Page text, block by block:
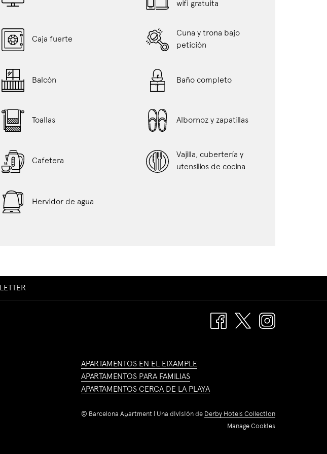
wifi gratuita
Caja fuerte
Cuna y trona bajo
petición
Balcón Baño completo
Toallas Albornoz y zapatillas
Cafetera
Vajilla, cubertería y
utensilios de cocina
Hervidor de agua
EN
APARTAMENTOS EN EL EIXAMPLE
APARTAMENTOS PARA FAMILIAS
APARTAMENTOS CERCA DE LA PLAYA
© Barcelona Apartment | Una división de Derby Hotels Collection
Manage Cookies